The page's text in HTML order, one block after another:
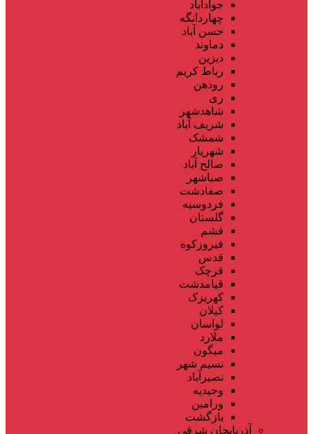
جوادآباد
چهاردانگه
حسن آباد
دماوند
دیزین
رباط کریم
رودهن
ری
شاهدشهر
شریف آباد
شمشک
شهریار
صالح آباد
صباشهر
صفادشت
فردوسیه
گلستان
فشم
فیروزکوه
قدس
قرچک
قیامدشت
کهریزک
کیلان
لواسان
ملارد
میگون
نسیم شهر
نصیرآباد
وحیدیه
ورامین
بازگشت
آذربایجان شرقی